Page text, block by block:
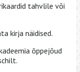
tahvlile või
kirja näidised.
õppejõud